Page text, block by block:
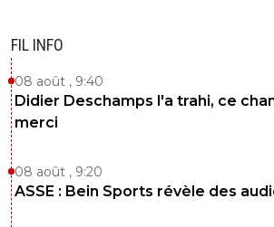
FIL INFO
08 août , 9:40
Didier Deschamps l'a trahi, ce
merci
08 août , 9:20
ASSE : Bein Sports révèle des